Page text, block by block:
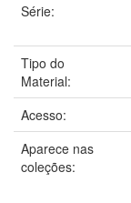
Série:
Tipo do
Material:
Acesso:
Aparece nas
coleções: